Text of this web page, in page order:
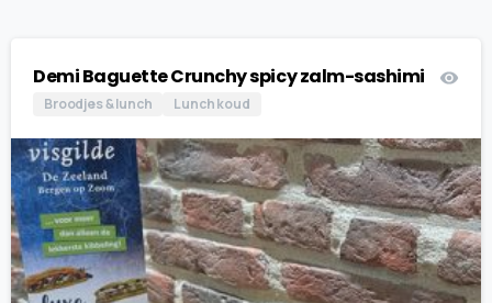
Demi Baguette Crunchy spicy zalm-sashimi
Broodjes & lunch Lunch koud